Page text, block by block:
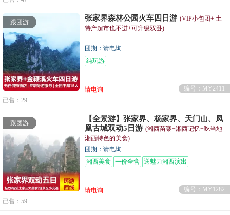
跟团游 张家界森林公园火车四日游 (VIP小包团+ 土
特产超市也不进+可升级双卧)
团期：请电询
纯玩游
请电询
编号：MY2411
已售：29
跟团游
【全景游】张家界、杨家界、天门山、凤
凰古城双动5日游 (湘西苗寨+湘西记忆+吃当地
湘西特色的美食)
团期：请电询
湘西美食 一价全含 送魅力湘西演出
请电询
编号：MY1282
已售：59